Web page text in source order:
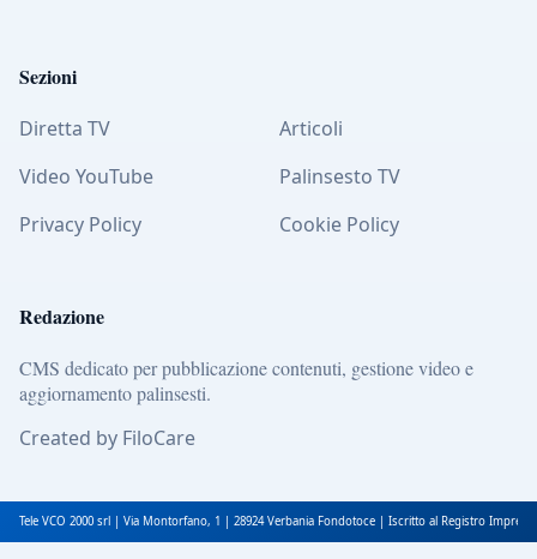
Sezioni
Diretta TV
Articoli
Video YouTube
Palinsesto TV
Privacy Policy
Cookie Policy
Redazione
CMS dedicato per pubblicazione contenuti, gestione video e
aggiornamento palinsesti.
Created by FiloCare
Tele VCO 2000 srl | Via Montorfano, 1 | 28924 Verbania Fondotoce | Iscritto al Registro Imprese